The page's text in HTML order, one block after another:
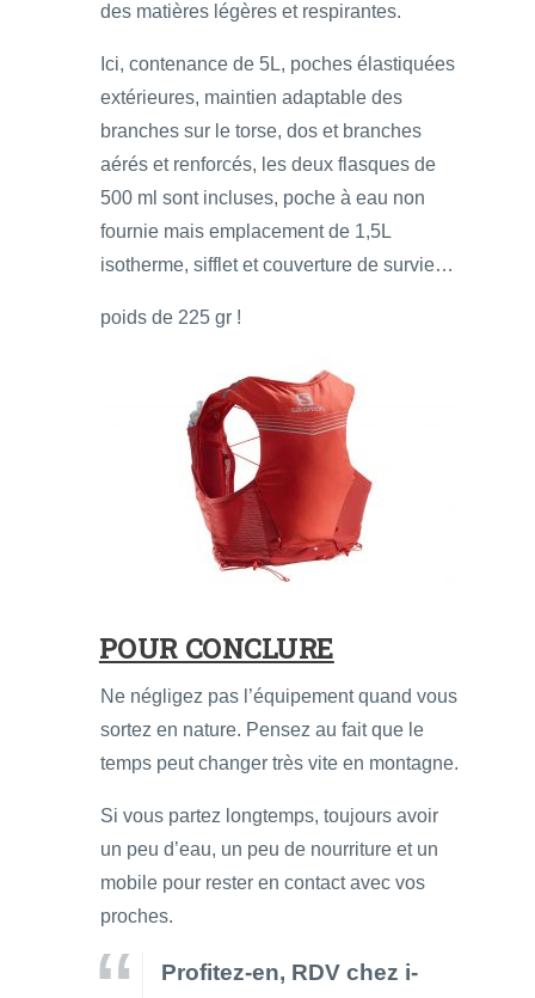
des matières légères et respirantes.
Ici, contenance de 5L, poches élastiquées
extérieures, maintien adaptable des
branches sur le torse, dos et branches
aérés et renforcés, les deux flasques de
500 ml sont incluses, poche à eau non
fournie mais emplacement de 1,5L
isotherme, sifflet et couverture de survie…
poids de 225 gr !
POUR CONCLURE
Ne négligez pas l’équipement quand vous
sortez en nature. Pensez au fait que le
temps peut changer très vite en montagne.
Si vous partez longtemps, toujours avoir
un peu d’eau, un peu de nourriture et un
mobile pour rester en contact avec vos
proches.
Profitez-en, RDV chez i-